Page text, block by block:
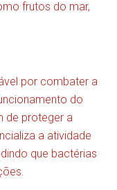
frutos do mar,
por combater a
do
de proteger a
a atividade
que bactérias